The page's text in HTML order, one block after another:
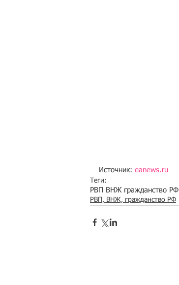
Источник: eanews.ru
Теги:
РВП ВНЖ гражданство РФ
РВП, ВНЖ, гражданство РФ